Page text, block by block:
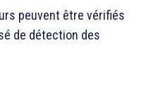
peuvent être vérifiés
de détection des